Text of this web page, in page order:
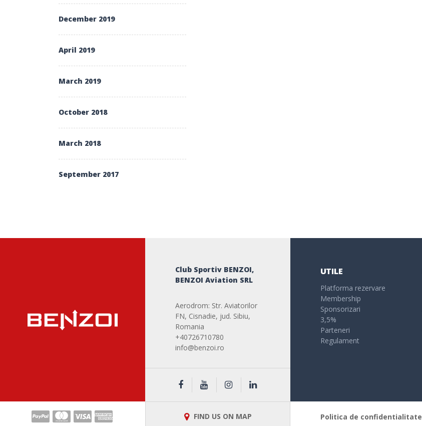
December 2019
April 2019
March 2019
October 2018
March 2018
September 2017
Club Sportiv BENZOI,
BENZOI Aviation SRL
Aerodrom: Str. Aviatorilor
FN, Cisnadie, jud. Sibiu,
Romania
+40726710780
info@benzoi.ro
UTILE
Platforma rezervare
Membership
Sponsorizari
3,5%
Parteneri
Regulament
FIND US ON MAP Politica de confidentialitate